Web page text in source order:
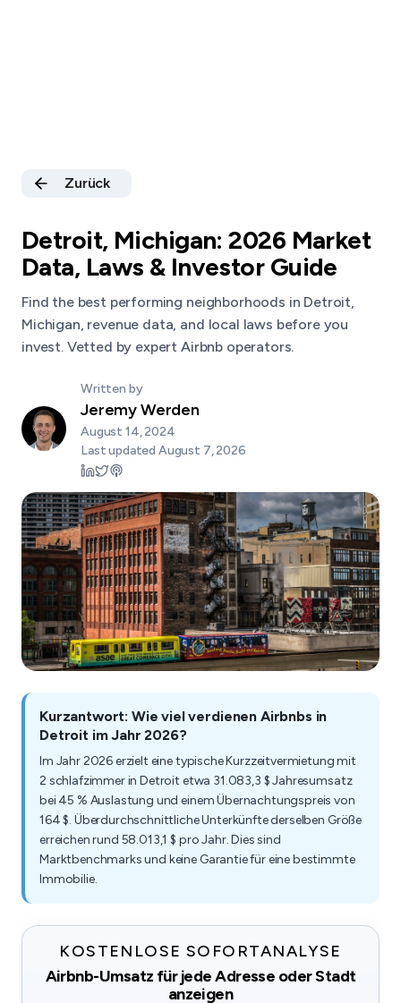
Zurück
Detroit, Michigan: 2026 Market
Data, Laws & Investor Guide
Find the best performing neighborhoods in Detroit,
Michigan, revenue data, and local laws before you
invest. Vetted by expert Airbnb operators.
Written by
Jeremy Werden
August 14, 2024
Last updated August 7, 2026
Kurzantwort: Wie viel verdienen Airbnbs in
Detroit im Jahr 2026?
Im Jahr 2026 erzielt eine typische Kurzzeitvermietung mit
2 schlafzimmer in Detroit etwa 31.083,3 $ Jahresumsatz
bei 45 % Auslastung und einem Übernachtungspreis von
164 $. Überdurchschnittliche Unterkünfte derselben Größe
erreichen rund 58.013,1 $ pro Jahr. Dies sind
Marktbenchmarks und keine Garantie für eine bestimmte
Immobilie.
KOSTENLOSE SOFORTANALYSE
Airbnb-Umsatz für jede Adresse oder Stadt
anzeigen